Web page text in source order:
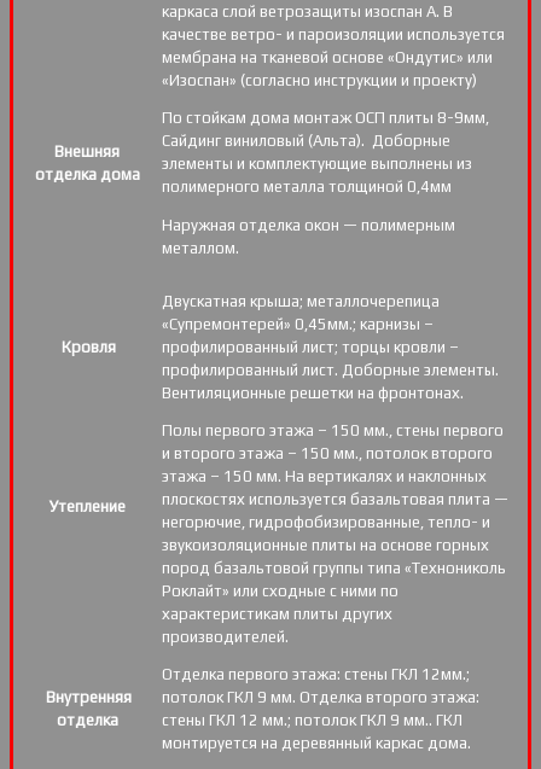
каркаса слой ветрозащиты изоспан А. В
качестве ветро- и пароизоляции используется
мембрана на тканевой основе «Ондутис» или
«Изоспан» (согласно инструкции и проекту)
Внешняя
отделка дома
По стойкам дома монтаж ОСП плиты 8-9мм,
Сайдинг виниловый (Альта). Доборные
элементы и комплектующие выполнены из
полимерного металла толщиной 0,4мм
Наружная отделка окон — полимерным
металлом.
Кровля
Двускатная крыша; металлочерепица
«Супремонтерей» 0,45мм.; карнизы –
профилированный лист; торцы кровли –
профилированный лист. Доборные элементы.
Вентиляционные решетки на фронтонах.
Утепление
Полы первого этажа – 150 мм., стены первого
и второго этажа – 150 мм., потолок второго
этажа – 150 мм. На вертикалях и наклонных
плоскостях используется базальтовая плита —
негорючие, гидрофобизированные, тепло- и
звукоизоляционные плиты на основе горных
пород базальтовой группы типа «Технониколь
Роклайт» или сходные с ними по
характеристикам плиты других
производителей.
Внутренняя
отделка
Отделка первого этажа: стены ГКЛ 12мм.;
потолок ГКЛ 9 мм. Отделка второго этажа:
стены ГКЛ 12 мм.; потолок ГКЛ 9 мм.. ГКЛ
монтируется на деревянный каркас дома.